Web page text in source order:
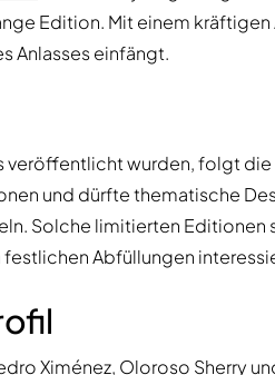
Edition. Mit einem
Anlasses einfängt.
wurden, folgt
und dürfte thematische
Solche limitierten Editionen
Abfüllungen
Ximénez, Oloroso Sherry